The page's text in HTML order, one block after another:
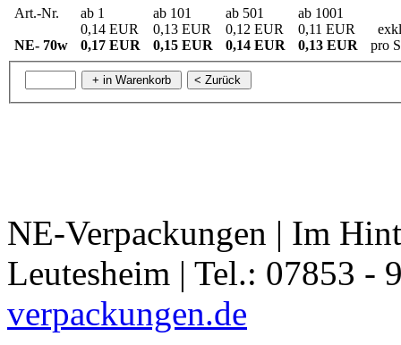
Art.-Nr.
NE- 70w
ab 1
0,14 EUR
0,17 EUR
ab 101
0,13 EUR
0,15 EUR
ab 501
0,12 EUR
0,14 EUR
ab 1001
0,11 EUR
0,13 EUR
pro
NE-Verpackungen | Im
Leutesheim | Tel.: 07853 -
verpackungen.de